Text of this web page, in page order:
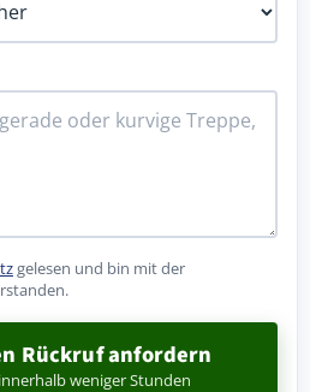
gelesen und bin mit der
Rückruf anfordern
weniger Stunden